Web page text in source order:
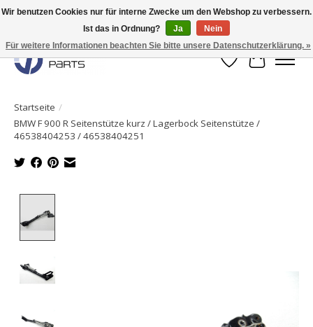
Originale Teile sofort lieferbar!
Wunschzettel
Ihr
Startseite /
BMW F 900 R Seitenstütze kurz / Lagerbock Seitenstütze /
46538404253 / 46538404251
Wir benutzen Cookies nur für interne Zwecke um den Webshop zu verbessern.
Ist das in Ordnung?
Ja
Nein
Für weitere Informationen beachten Sie bitte unsere Datenschutzerklärung. »